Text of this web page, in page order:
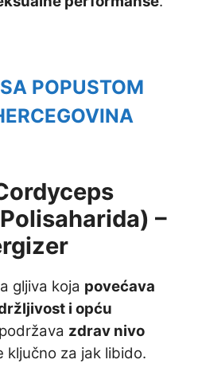
POPUSTOM
–
gljiva koja povećava
i opću
zdrav nivo
ključno za jak libido.